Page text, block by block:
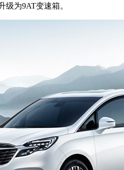
级为9AT变速箱。